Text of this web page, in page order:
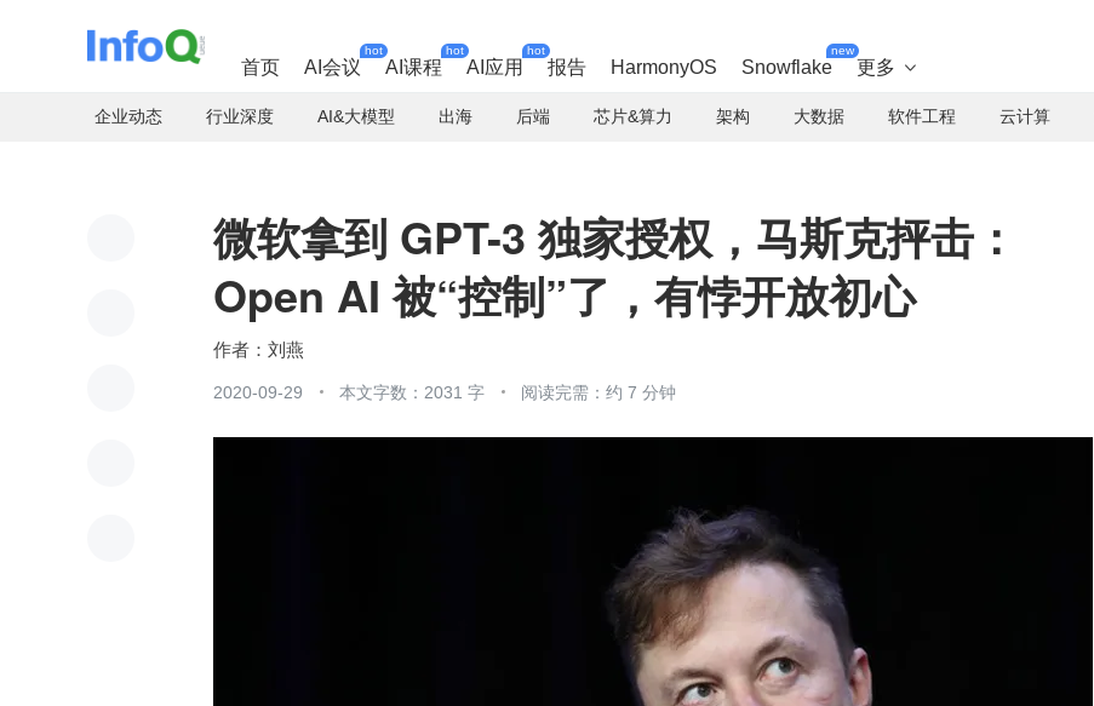
首页 AI会议
hot
AI课程
hot
AI应用
hot
报告 HarmonyOS Snowflake
new
更多 
企业动态 行业深度 AI&大模型 出海 后端 芯片&算力 架构 大数据 软件工程 云计算
微软拿到 GPT-3 独家授权，马斯克抨击：
Open AI 被“控制”了，有悖开放初心
刘燕
2020-09-29 本文字数：2031 字 阅读完需：约 7 分钟